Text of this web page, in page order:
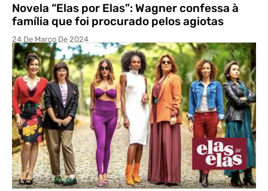
Novela “Elas por Elas”: Wagner confessa à
família que foi procurado pelos agiotas
24 De Março De 2024